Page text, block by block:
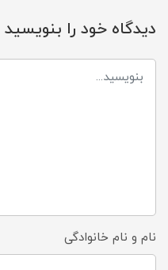
دیدگاه خود را بنویسید
نام و نام خانوادگی